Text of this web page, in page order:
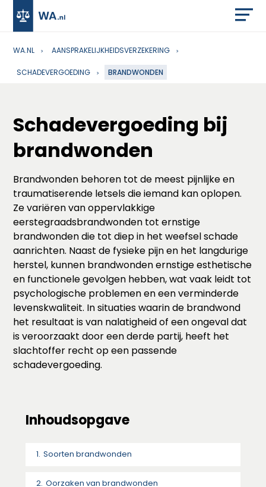
WA.NL AANSPRAKELIJKHEIDSVERZEKERING
SCHADEVERGOEDING BRANDWONDEN
Schadevergoeding bij
brandwonden
Brandwonden behoren tot de meest pijnlijke en
traumatiserende letsels die iemand kan oplopen.
Ze variëren van oppervlakkige
eerstegraadsbrandwonden tot ernstige
brandwonden die tot diep in het weefsel schade
aanrichten. Naast de fysieke pijn en het langdurige
herstel, kunnen brandwonden ernstige esthetische
en functionele gevolgen hebben, wat vaak leidt tot
psychologische problemen en een verminderde
levenskwaliteit. In situaties waarin de brandwond
het resultaat is van nalatigheid of een ongeval dat
is veroorzaakt door een derde partij, heeft het
slachtoffer recht op een passende
schadevergoeding.
Inhoudsopgave
Soorten brandwonden
Oorzaken van brandwonden